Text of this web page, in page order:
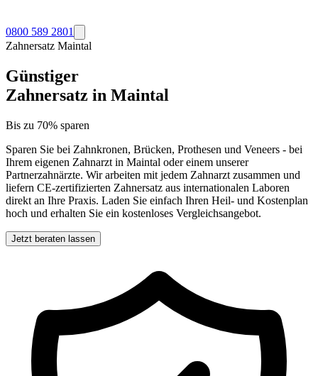
0800 589 2801
Zahnersatz Maintal
Günstiger
Zahnersatz in Maintal
Bis zu 70% sparen
Sparen Sie bei Zahnkronen, Brücken, Prothesen und Veneers - bei
Ihrem eigenen Zahnarzt in Maintal oder einem unserer
Partnerzahnärzte. Wir arbeiten mit jedem Zahnarzt zusammen und
liefern CE-zertifizierten Zahnersatz aus internationalen Laboren
direkt an Ihre Praxis. Laden Sie einfach Ihren Heil- und Kostenplan
hoch und erhalten Sie ein kostenloses Vergleichsangebot.
Jetzt beraten lassen